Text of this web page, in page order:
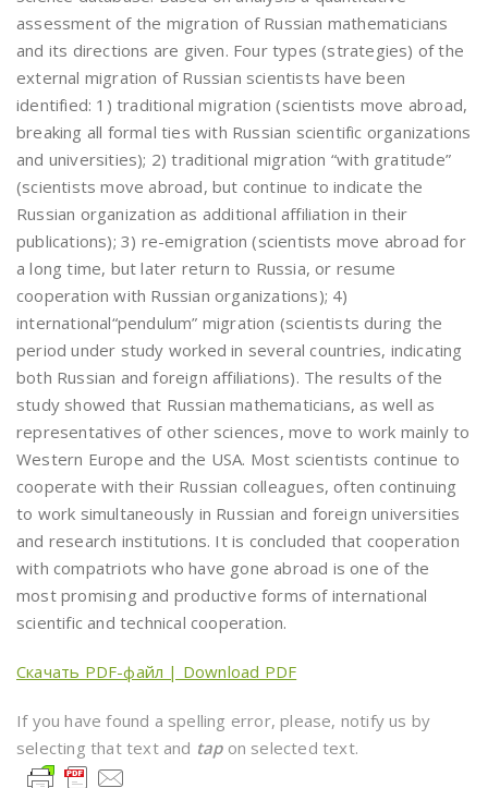
assessment of the migration of Russian mathematicians
and its directions are given. Four types (strategies) of the
external migration of Russian scientists have been
identified: 1) traditional migration (scientists move abroad,
breaking all formal ties with Russian scientific organizations
and universities); 2) traditional migration “with gratitude”
(scientists move abroad, but continue to indicate the
Russian organization as additional affiliation in their
publications); 3) re-emigration (scientists move abroad for
a long time, but later return to Russia, or resume
cooperation with Russian organizations); 4)
international“pendulum” migration (scientists during the
period under study worked in several countries, indicating
both Russian and foreign affiliations). The results of the
study showed that Russian mathematicians, as well as
representatives of other sciences, move to work mainly to
Western Europe and the USA. Most scientists continue to
cooperate with their Russian colleagues, often continuing
to work simultaneously in Russian and foreign universities
and research institutions. It is concluded that cooperation
with compatriots who have gone abroad is one of the
most promising and productive forms of international
scientific and technical cooperation.
Скачать PDF-файл | Download PDF
If you have found a spelling error, please, notify us by
selecting that text and tapon selected text.